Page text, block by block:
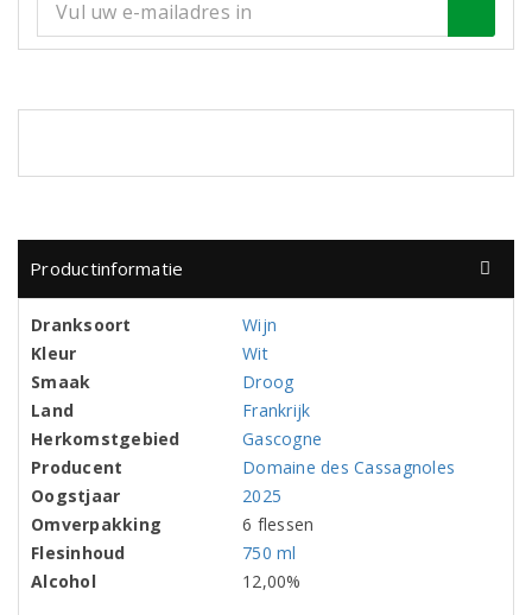
Productinformatie
Dranksoort
Wijn
Kleur
Wit
Smaak
Droog
Land
Frankrijk
Herkomstgebied
Gascogne
Producent
Domaine des Cassagnoles
Oogstjaar
2025
Omverpakking
6 flessen
Flesinhoud
750 ml
Alcohol
12,00%